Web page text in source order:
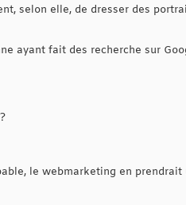
selon elle, de dresser des
ayant fait des recherche sur
le webmarketing en prendrait